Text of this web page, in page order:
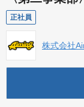
正社員
株式会社